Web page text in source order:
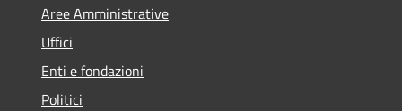
Aree Amministrative
Uffici
Enti e fondazioni
Politici